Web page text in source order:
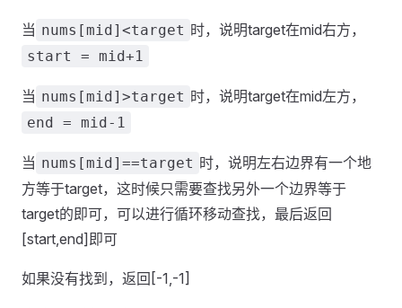
当 nums[mid]<target 时，说明target在mid右方，
start = mid+1
当 nums[mid]>target 时，说明target在mid左方，
end = mid-1
当 nums[mid]==target 时，说明左右边界有一个地
方等于target，这时候只需要查找另外一个边界等于
target的即可，可以进行循环移动查找，最后返回
[start,end]即可
如果没有找到，返回[-1,-1]